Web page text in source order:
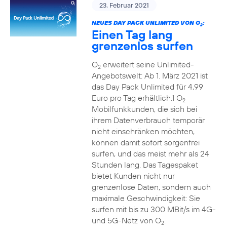
23. Februar 2021
NEUES DAY PACK UNLIMITED VON O2:
Einen Tag lang
grenzenlos surfen
O2erweitert seine Unlimited-
Angebotswelt: Ab 1. März 2021 ist
das Day Pack Unlimited für 4,99
Euro pro Tag erhältlich.1 O2
Mobilfunkkunden, die sich bei
ihrem Datenverbrauch temporär
nicht einschränken möchten,
können damit sofort sorgenfrei
surfen, und das meist mehr als 24
Stunden lang. Das Tagespaket
bietet Kunden nicht nur
grenzenlose Daten, sondern auch
maximale Geschwindigkeit: Sie
surfen mit bis zu 300 MBit/s im 4G-
und 5G-Netz von O2.